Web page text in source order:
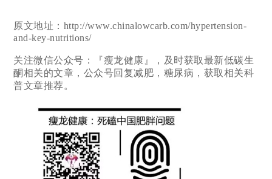
原文地址：http://www.chinalowcarb.com/hypertension-
and-key-nutritions/
关注微信公众号：『瘦龙健康』，及时获取最新低碳生
酮相关的文章，公众号回复减肥，糖尿病，获取相关科
普文章推荐。